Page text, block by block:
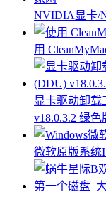
NVIDIA显卡/
用
显卡驱动卸
v18.0.3.2 绿色
微软原版系统